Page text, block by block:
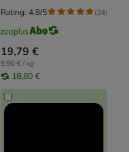
19,79 €
9,90 € / kg
18,80 €
Rating: 4.8/5 (24)